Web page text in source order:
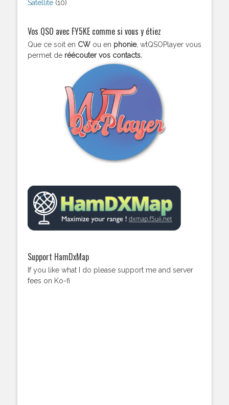
Satellite (10)
Vos QSO avec FY5KE comme si vous y étiez
Que ce soit en CW ou en phonie, wtQSOPlayer vous
permet de réécouter vos contacts.
Support HamDxMap
If you like what I do please support me and server
fees on Ko-fi